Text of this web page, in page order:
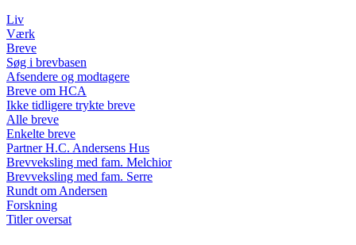
Liv
Værk
Breve
Søg i brevbasen
Afsendere og modtagere
Breve om HCA
Ikke tidligere trykte breve
Alle breve
Enkelte breve
Partner H.C. Andersens Hus
Brevveksling med fam. Melchior
Brevveksling med fam. Serre
Rundt om Andersen
Forskning
Titler oversat